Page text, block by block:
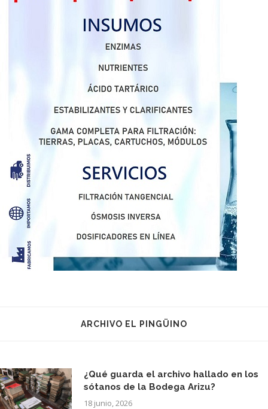
ARCHIVO EL PINGÜINO
¿Qué guarda el archivo hallado en los
sótanos de la Bodega Arizu?
18 junio, 2026